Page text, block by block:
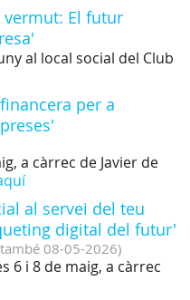
El futur
al local social del Club
per a
a càrrec de Javier de
al servei del teu
digital del futur'
08-05-2026)
6 i 8 de maig, a càrrec